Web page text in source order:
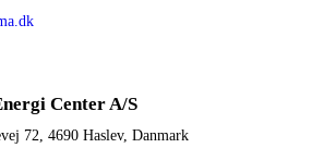
Center A/S
72, 4690 Haslev, Danmark